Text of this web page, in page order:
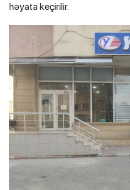
həyata keçirilir.